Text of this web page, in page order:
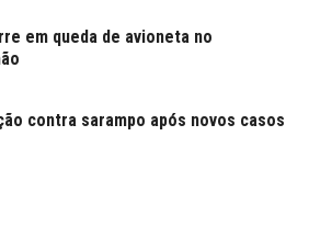
em queda de avioneta no
contra sarampo após novos casos